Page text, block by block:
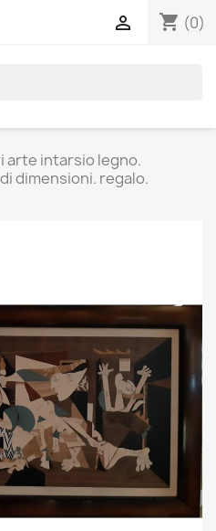
shopping_cart (0)

arte intarsio legno.
dimensioni. regalo.